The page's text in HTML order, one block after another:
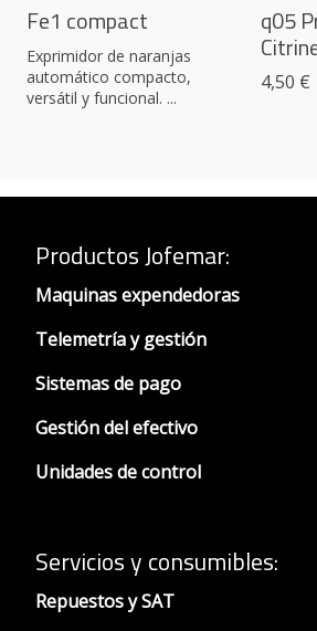
Fe1 compact
Exprimidor de naranjas
automático compacto,
versátil y funcional. ...
q05
4,50 €
Productos Jofemar:
Maquinas expendedoras
Telemetría y gestión
Sistemas de pago
Gestión del efectivo
Unidades de control
Servicios y consumibles:
Repuestos y SAT